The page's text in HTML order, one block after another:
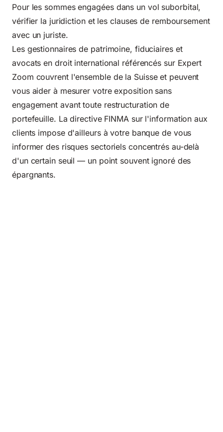
Pour les sommes engagées dans un vol suborbital,
vérifier la juridiction et les clauses de remboursement
avec un juriste.
Les gestionnaires de patrimoine, fiduciaires et
avocats en droit international référencés sur Expert
Zoom couvrent l'ensemble de la Suisse et peuvent
vous aider à mesurer votre exposition sans
engagement avant toute restructuration de
portefeuille. La directive FINMA sur l'information aux
clients impose d'ailleurs à votre banque de vous
informer des risques sectoriels concentrés au-delà
d'un certain seuil — un point souvent ignoré des
épargnants.